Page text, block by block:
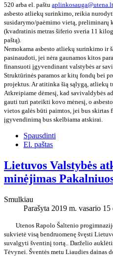
520 arba el. paštu aplinkosauga@utena.lt
asbesto atliekų surinkimo, reikia
susidarymo/paėmimo vietą, preliminarų
(kvadratinis metras šiferio sveria 11
paštą).
Nemokama asbesto atliekų surinkimo ir
pasinaudoti, jei nėra gaunamos kitos
finansuoti įgyvendinant valstybės ar
Struktūrinės paramos ar kitų fondų bei
projektus. Ar atitinka šią sąlygą, atliekų
Atkreipiame dėmesį, kad savivaldybės
gauti turi pateikti kovo mėnesį, o
vietos galės būti paimtos, jei bus skirtas
įgyvendinimą bus skelbiama atskirai.
Spausdinti
El. paštas
Lietuvos Valstybės
minėjimas
Smulkiau
Parašyta 2019 m. vasario 15
Utenos Rapolo Šaltenio
sukvietė visą bendruomenę švęsti
suvalgyti šventinį tortą.. Darželio
Tėvynei. Šventės metu Liaudies dainas